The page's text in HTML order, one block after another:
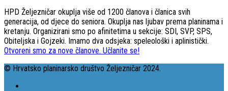
HPD Željezničar okuplja više od 1200 članova i članica svih
generacija, od djece do seniora. Okuplja nas ljubav prema planinama i
kretanju. Organizirani smo po afinitetima u sekcije: SDI, SVP, SPS,
Obiteljska i Gojzeki. Imamo dva odsjeka: speleološki i aplinistički.
Otvoreni smo za nove članove. Učlanite se!
© Hrvatsko planinarsko društvo Željezničar 2024.